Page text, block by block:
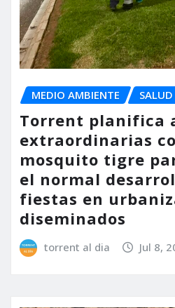
MEDIO AMBIENTE SALUD
Torrent planifica
extraordinarias
mosquito tigre
el normal
fiestas en
diseminados
torrent al dia Jul 8,